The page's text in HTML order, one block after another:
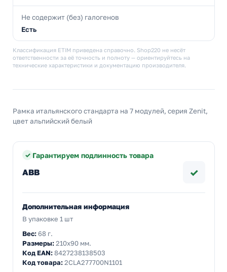
Не содержит (без) галогенов
Есть
Классификация ETIM приведена справочно. Shop220 не несёт
ответственности за её точность и полноту — ориентируйтесь на
технические характеристики и документацию производителя.
Рамка итальянского стандарта на 7 модулей, серия Zenit,
цвет альпийский белый
Гарантируем подлинность товара
ABB ✓
Дополнительная информация
В упаковке 1 шт
Вес:68 г.
Размеры:210x90 мм.
Код EAN:8427238138503
Код товара:2CLA277700N1101